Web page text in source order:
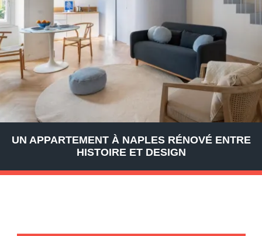
UN APPARTEMENT À NAPLES RÉNOVÉ ENTRE
HISTOIRE ET DESIGN